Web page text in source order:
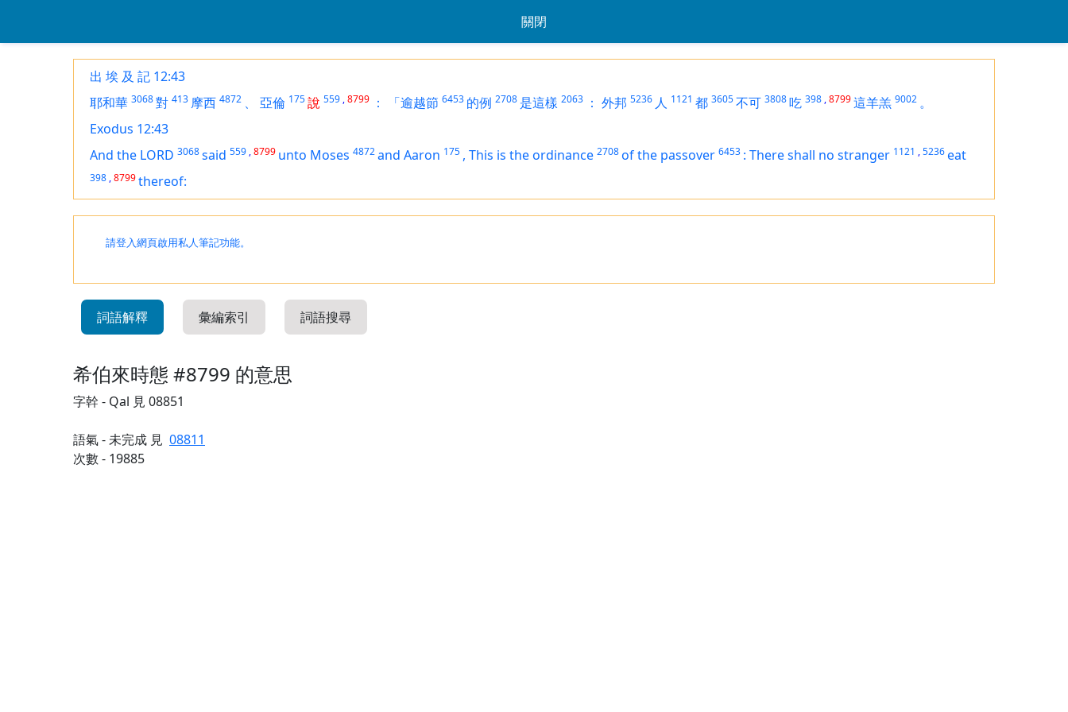
關閉
出 埃 及 記 12:43
耶和華 3068對 413 摩西 4872 、 亞倫 175說 559 ,8799 ： 「逾越節 6453 的例 2708 是這樣 2063 ： 外邦 5236 人 1121 都 3605不可 3808吃 398 ,8799這羊羔 9002 。
Exodus 12:43
And the LORD 3068said 559 ,8799 unto Moses 4872and Aaron 175 , This is the ordinance 2708of the passover 6453 : There shall no stranger 1121 ,5236eat
398 ,8799thereof:
請登入網頁啟用私人筆記功能。
詞語解釋 彙編索引 詞語搜尋
希伯來時態 #8799 的意思
字幹 - Qal 見 08851
語氣 - 未完成 見 08811
次數 - 19885